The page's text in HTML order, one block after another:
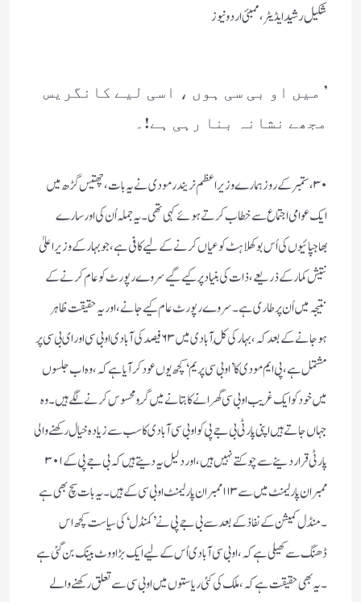
شکیل رشیدایڈیٹر، ممبئی اردو نیوز
’ میں او بی سی ہوں ، اسی لیے کانگریس
مجھے نشانہ بنا رہی ہے!۔
۳۰ ، ستمبر کے روز ہمارے وزیراعظم نریندر مودی نے یہ بات ، چھتیس گڑھ میں
ایک عوامی اجتماع سے خطاب کرتے ہوئے کہی تھی ۔ یہ جملہ اُن کی اور سارے
بھاجپائیوں کی اُس بوکھلاہٹ کو عیاں کرنے کے لیے کافی ہے ، جو بہار کے وزیراعلیٰ
نتیش کمار کے ذریعے ، ذات کی بنیاد پر کیے گیے سروے رپورٹ کو عام کرنے کے
نتیجہ میں اُن پر طاری ہے ۔ سروے رپورٹ عام کیے جانے ، اور یہ حقیقت ظاہر
ہوجانے کے بعد کہ ، بہار کی کُل آبادی میں ۶۳ فیصد کی آبادی او بی سی اور ای بی سی پر
مشتمل ہے ، پی ایم مودی کا ’ او بی سی پریم ‘ کچھ یوں عود کر آیا ہے کہ ، وہ اب جلسوں
میں خود کو ایک غریب او بی سی گھرانے کا بتانے میں گَرو محسوس کرنے لگے ہیں ۔ وہ
جہاں جاتے ہیں اپنی پارٹی بی جے پی کو او بی سی آبادی کا سب سے زیادہ خیال رکھنے والی
پارٹی قرار دینے سے چوکتے نہیں ہیں ، اور دلیل یہ دیتے ہیں کہ بی جے پی کے ۳۰۱
ممبران پارلیمنٹ میں سے ۱۱۳ ممبران پارلیمنٹ او بی سی کے ہیں ۔ یہ بات سچ بھی ہے
۔ منڈل کمیشن کے نفاذ کے بعد سے بی جے پی نے ’ کمنڈل ‘ کی سیاست کچھ اس
ڈھنگ سے کھیلی ہے کہ ، او بی سی آبادی اُس کے لیے ایک بڑا ووٹ بینک بن گئی ہے
۔ یہ بھی حقیقت ہے کہ ، ملک کی کئی ریاستوں میں او بی سی سے تعلق رکھنے والے